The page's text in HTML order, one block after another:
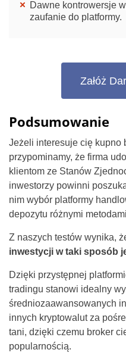
Dawne kontrowersje
zaufanie do platformy.
Załóż
Podsumowanie
Jeżeli interesuje cię kupno
przypominamy, że firma
klientom ze Stanów
inwestorzy powinni
nim wybór platformy
depozytu różnymi
Z naszych testów wynika,
inwestycji w taki sposób
Dzięki przystępnej
tradingu stanowi idealny
średniozaawansowanych
innych kryptowalut za
tani, dzięki czemu broker
popularnością.